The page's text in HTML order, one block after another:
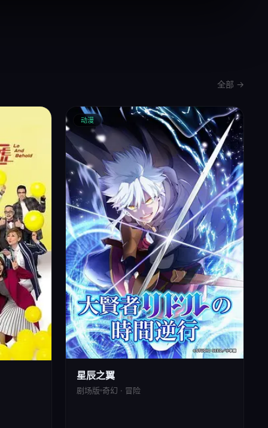
全部 →
动漫
星辰之翼
剧场版 奇幻 · 冒险